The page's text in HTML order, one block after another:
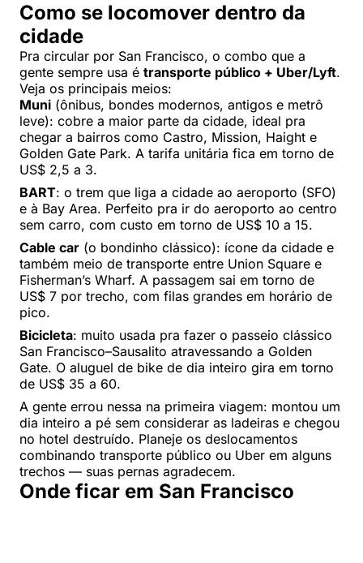
Como se locomover dentro da
cidade
Pra circular por San Francisco, o combo que a
gente sempre usa é transporte público + Uber/Lyft.
Veja os principais meios:
Muni (ônibus, bondes modernos, antigos e metrô
leve): cobre a maior parte da cidade, ideal pra
chegar a bairros como Castro, Mission, Haight e
Golden Gate Park. A tarifa unitária fica em torno de
US$ 2,5 a 3.
BART: o trem que liga a cidade ao aeroporto (SFO)
e à Bay Area. Perfeito pra ir do aeroporto ao centro
sem carro, com custo em torno de US$ 10 a 15.
Cable car (o bondinho clássico): ícone da cidade e
também meio de transporte entre Union Square e
Fisherman’s Wharf. A passagem sai em torno de
US$ 7 por trecho, com filas grandes em horário de
pico.
Bicicleta: muito usada pra fazer o passeio clássico
San Francisco–Sausalito atravessando a Golden
Gate. O aluguel de bike de dia inteiro gira em torno
de US$ 35 a 60.
A gente errou nessa na primeira viagem: montou um
dia inteiro a pé sem considerar as ladeiras e chegou
no hotel destruído. Planeje os deslocamentos
combinando transporte público ou Uber em alguns
trechos — suas pernas agradecem.
Onde ficar em San Francisco